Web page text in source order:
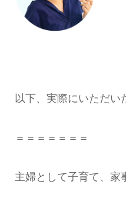
以下、実際にいただい
＝＝＝＝＝＝＝
主婦として子育て、家